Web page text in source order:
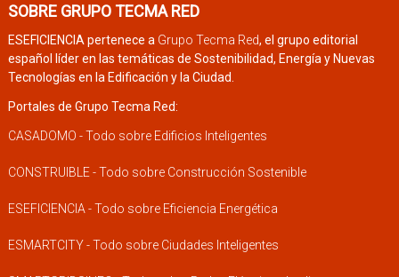
SOBRE GRUPO TECMA RED
ESEFICIENCIA pertenece a Grupo Tecma Red, el grupo editorial
español líder en las temáticas de Sostenibilidad, Energía y Nuevas
Tecnologías en la Edificación y la Ciudad.
Portales de Grupo Tecma Red:
CASADOMO - Todo sobre Edificios Inteligentes
CONSTRUIBLE - Todo sobre Construcción Sostenible
ESEFICIENCIA - Todo sobre Eficiencia Energética
ESMARTCITY - Todo sobre Ciudades Inteligentes